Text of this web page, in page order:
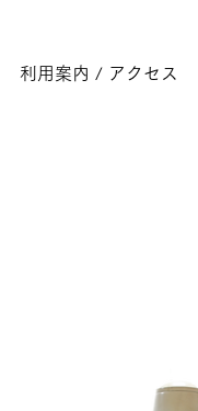
利用案内 / アクセス